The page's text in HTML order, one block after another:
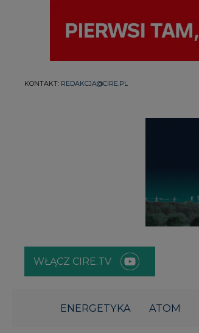
KONTAKT: REDAKCJA@CIRE.PL
WŁĄCZ CIRE.TV
ENERGETYKA ATOM